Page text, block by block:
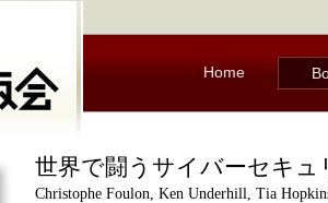
Home
世界で闘うサイバーセキ
Christophe Foulon, Ken Underhill, Tia